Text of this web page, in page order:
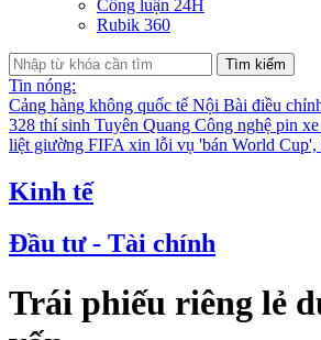
Công luận 24H
Rubik 360
Tìm kiếm
Tin nóng:
Cảng hàng không quốc tế Nội Bài điều
328 thí sinh Tuyên Quang Công nghệ pin
liệt giường FIFA xin lỗi vụ 'bán World
Kinh tế
Đầu tư - Tài chính
Trái phiếu riêng lẻ